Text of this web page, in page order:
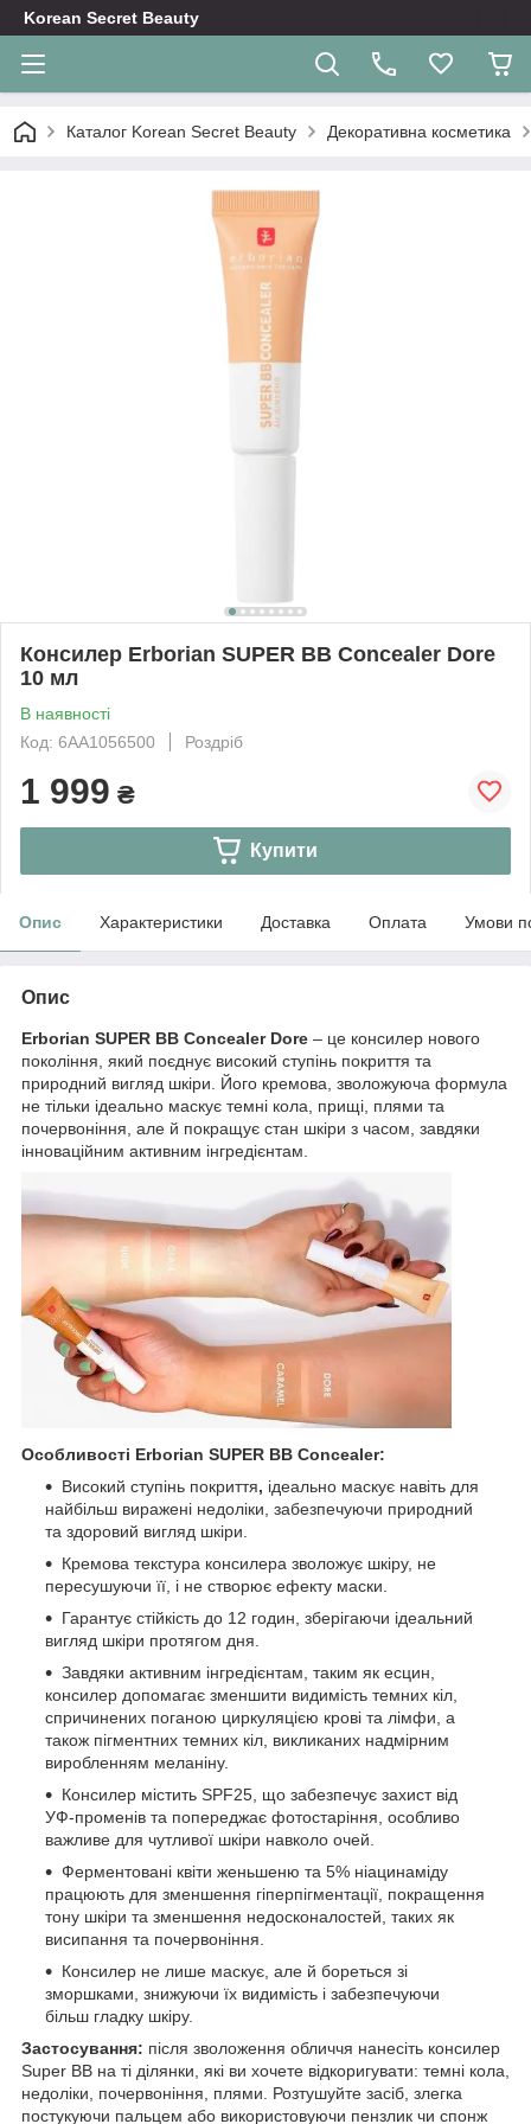
Korean Secret Beauty
Каталог Korean Secret Beauty Декоративна косметика
Консилер Erborian SUPER BB Concealer Dore
10 мл
В наявності
Код: 6AA1056500
Роздріб
1 999 ₴
Купити
Опис Характеристики Доставка Оплата Умови
Опис
Erborian SUPER BB Concealer Dore – це консилер нового
покоління, який поєднує високий ступінь покриття та
природний вигляд шкіри. Його кремова, зволожуюча формула
не тільки ідеально маскує темні кола, прищі, плями та
почервоніння, але й покращує стан шкіри з часом, завдяки
інноваційним активним інгредієнтам.
Особливості Erborian SUPER BB Concealer:
Високий ступінь покриття, ідеально маскує навіть для
найбільш виражені недоліки, забезпечуючи природний
та здоровий вигляд шкіри.
Кремова текстура консилера зволожує шкіру, не
пересушуючи її, і не створює ефекту маски.
Гарантує стійкість до 12 годин, зберігаючи ідеальний
вигляд шкіри протягом дня.
Завдяки активним інгредієнтам, таким як есцин,
консилер допомагає зменшити видимість темних кіл,
спричинених поганою циркуляцією крові та лімфи, а
також пігментних темних кіл, викликаних надмірним
виробленням меланіну.
Консилер містить SPF25, що забезпечує захист від
УФ-променів та попереджає фотостаріння, особливо
важливе для чутливої шкіри навколо очей.
Ферментовані квіти женьшеню та 5% ніацинаміду
працюють для зменшення гіперпігментації, покращення
тону шкіри та зменшення недосконалостей, таких як
висипання та почервоніння.
Консилер не лише маскує, але й бореться зі
зморшками, знижуючи їх видимість і забезпечуючи
більш гладку шкіру.
Застосування: після зволоження обличчя нанесіть консилер
Super BB на ті ділянки, які ви хочете відкоригувати: темні кола,
недоліки, почервоніння, плями. Розтушуйте засіб, злегка
постукуючи пальцем або використовуючи пензлик чи спонж